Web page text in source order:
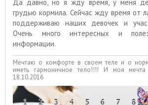
Да давно, но я жду время, у меня
грудью кормила. Сейчас жду время от
поддерживаю наших девочек и
Очень много интересных и
информации.
Мечтаю о комфорте в своем теле и о
иметь гармоничное тело!!!! И моя
18.10.2016